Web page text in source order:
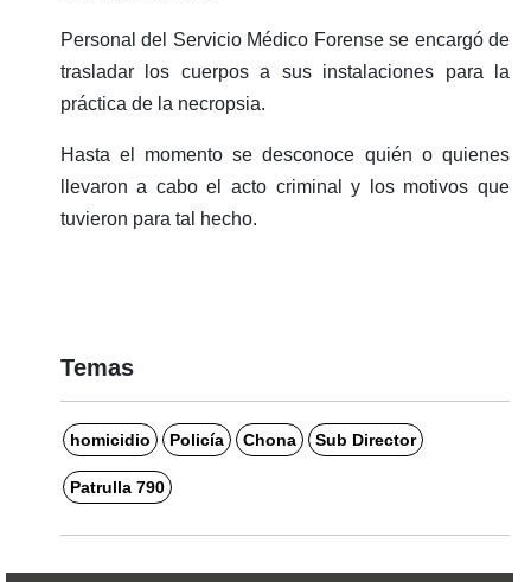
Personal del Servicio Médico Forense se encargó de
trasladar los cuerpos a sus instalaciones para la
práctica de la necropsia.
Hasta el momento se desconoce quién o quienes
llevaron a cabo el acto criminal y los motivos que
tuvieron para tal hecho.
Temas
homicidio Policía Chona Sub Director
Patrulla 790